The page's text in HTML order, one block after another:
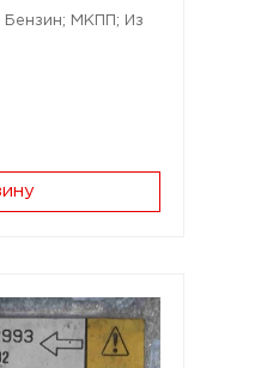
Бензин; МКПП; Из